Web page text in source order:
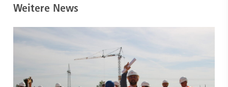
Weitere News